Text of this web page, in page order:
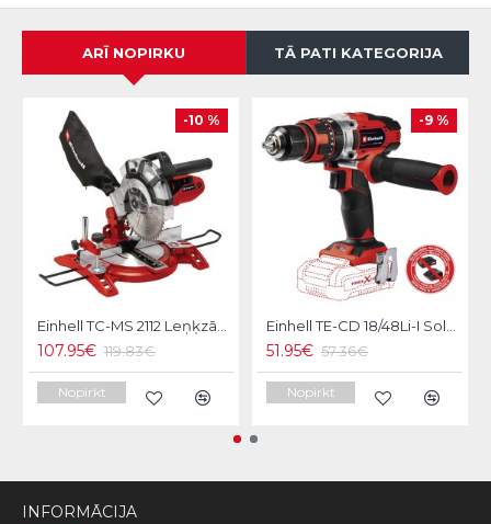
ARĪ NOPIRKU TĀ PATI KATEGORIJA
-10 %
Einhell TC-MS 2112 Leņķzāģis
107.95€ 119.83€
Nopirkt
-9 %
Einhell TE-CD 18/48Li-I Solo Akumulatora triecienurbmašīna
51.95€ 57.36€
Nopirkt
INFORMĀCIJA